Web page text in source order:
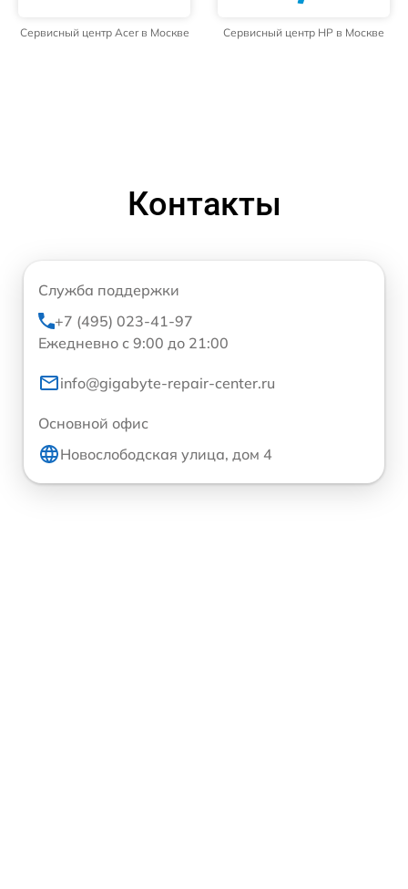
Сервисный центр Acer в Москве Сервисный центр HP в Москве
Контакты
Служба поддержки
+7 (495) 023-41-97
Ежедневно с 9:00 до 21:00
info@gigabyte-repair-center.ru
Основной офис
Новослободская улица, дом 4